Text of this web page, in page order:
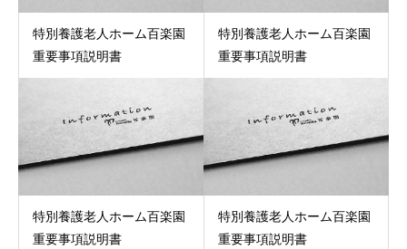
特別養護老人ホーム百楽園
重要事項説明書
特別養護老人ホーム百楽園
重要事項説明書
特別養護老人ホーム百楽園
重要事項説明書
特別養護老人ホーム百楽園
重要事項説明書